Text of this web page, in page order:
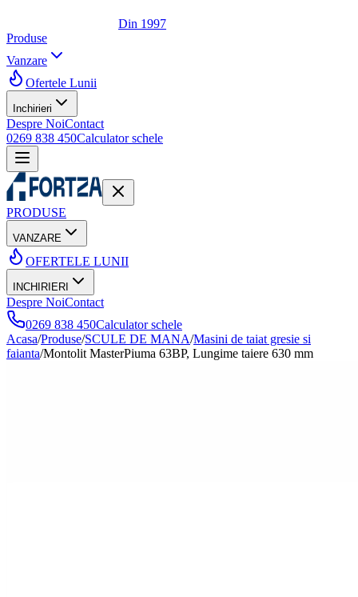
Din 1997
Produse
Vanzare
Ofertele Lunii
Inchirieri
Despre NoiContact
0269 838 450Calculator schele
PRODUSE
VANZARE
OFERTELE LUNII
INCHIRIERI
Despre NoiContact
0269 838 450Calculator schele
Acasa/Produse/SCULE DE MANA/Masini de taiat gresie si
faianta/Montolit MasterPiuma 63BP, Lungime taiere 630 mm